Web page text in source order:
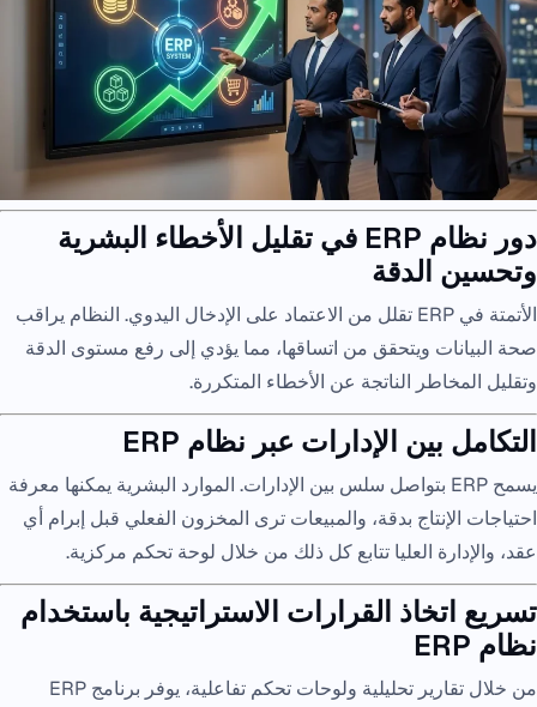
دور نظام ERP في تقليل الأخطاء البشرية
وتحسين الدقة
الأتمتة في ERP تقلل من الاعتماد على الإدخال اليدوي. النظام يراقب
صحة البيانات ويتحقق من اتساقها، مما يؤدي إلى رفع مستوى الدقة
وتقليل المخاطر الناتجة عن الأخطاء المتكررة.
التكامل بين الإدارات عبر نظام ERP
يسمح ERP بتواصل سلس بين الإدارات. الموارد البشرية يمكنها معرفة
احتياجات الإنتاج بدقة، والمبيعات ترى المخزون الفعلي قبل إبرام أي
عقد، والإدارة العليا تتابع كل ذلك من خلال لوحة تحكم مركزية.
تسريع اتخاذ القرارات الاستراتيجية باستخدام
نظام ERP
من خلال تقارير تحليلية ولوحات تحكم تفاعلية، يوفر برنامج ERP